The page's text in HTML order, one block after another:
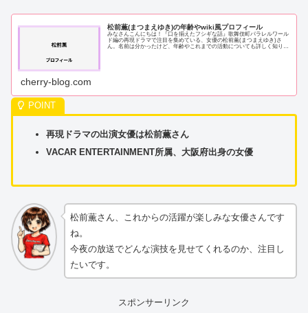
松前薫(まつまえゆき)の年齢やwiki風プロフィール
みなさんこんにちは！『口を揃えたフシギな話』歌舞伎町パラレルワール
ド編の再現ドラマで注目を集めている、女優の松前薫(まつまえゆき)さ
ん。名前は分かったけど、年齢やこれまでの活動についても詳しく知りた
cherry-blog.com
再現ドラマの出演女優は松前薫さん
VACAR ENTERTAINMENT所属、大阪府出身の女優
松前薫さん、これからの活躍が楽しみな女優さんです
ね。
今夜の放送でどんな演技を見せてくれるのか、注目し
たいです。
スポンサーリンク